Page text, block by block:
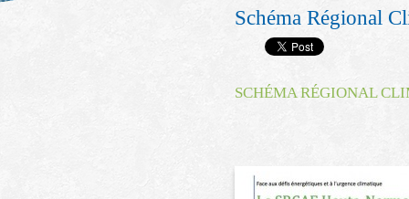
Schéma Régional
SCHÉMA RÉGIONAL